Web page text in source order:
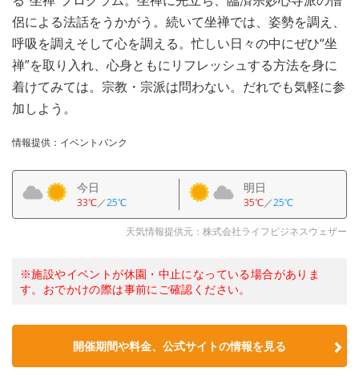
侶による法話をうかがう。続いて坐禅では、姿勢を調え、
呼吸を調えそして心を調える。忙しい日々の中にぜひ“坐
禅”を取り入れ、心身ともにリフレッシュする方法を身に
着けてみては。宗教・宗派は問わない。だれでも気軽に参
加しよう。
情報提供：イベントバンク
今日
33℃／25℃
明日
35℃／25℃
天気情報提供元：株式会社ライフビジネスウェザー
※施設やイベントが休園・中止になっている場合がありま
す。おでかけの際は事前にご確認ください。
開催期間や料金、公式サイトの情報を見る